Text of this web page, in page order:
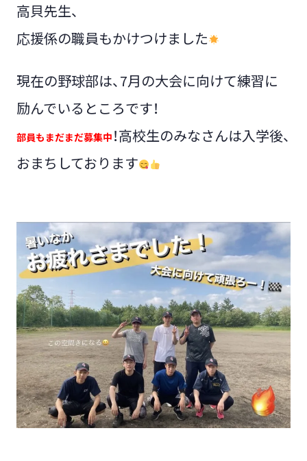
高貝先生、
応援係の職員もかけつけました
現在の野球部は、7月の大会に向けて練習に
励んでいるところです！
部員もまだまだ募集中 ！高校生のみなさんは入学後、
おまちしております